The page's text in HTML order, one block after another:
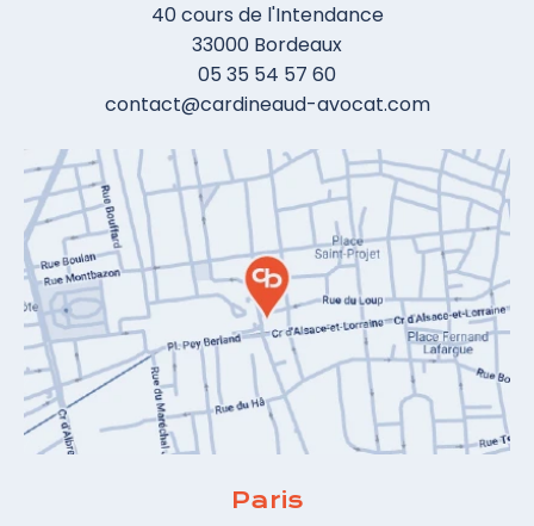
40 cours de l'Intendance
33000 Bordeaux
05 35 54 57 60
contact@cardineaud-avocat.com
Paris